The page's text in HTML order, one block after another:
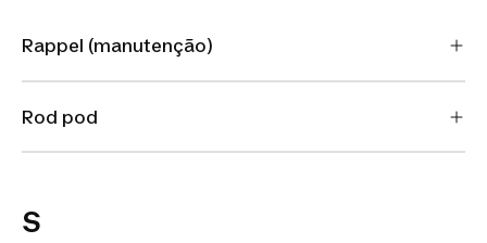
Rappel (manutenção)
Rod pod
S